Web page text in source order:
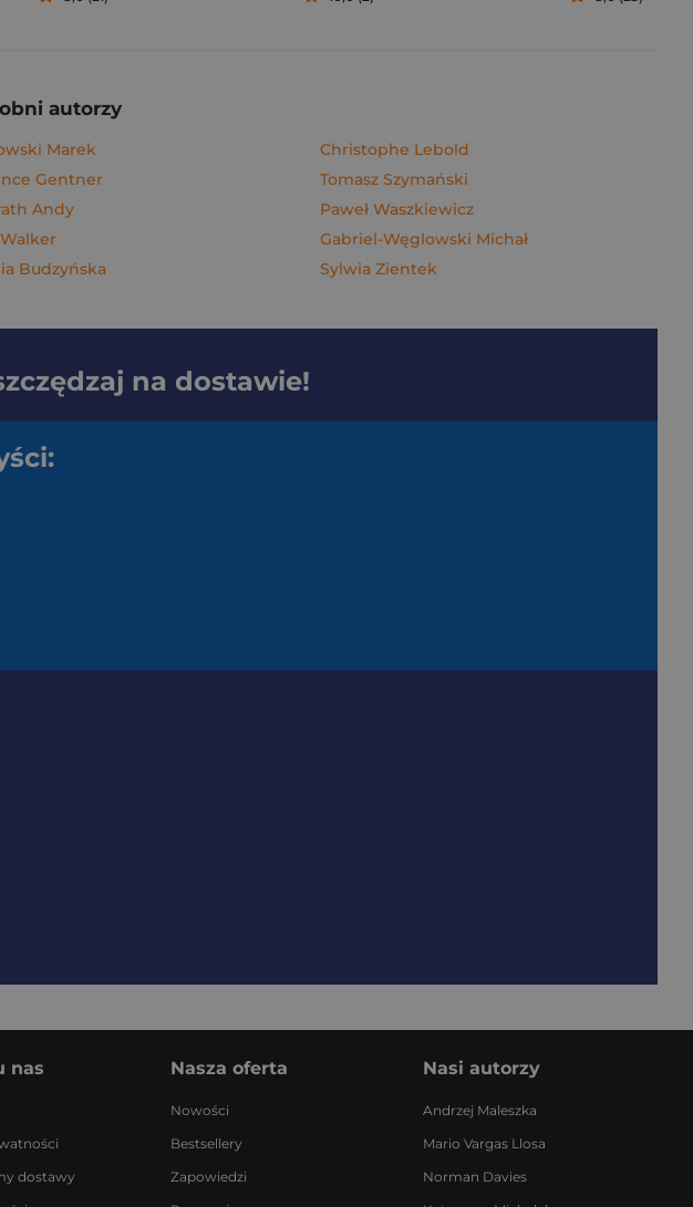
autorzy
Marek
Gentner
Andy
Budzyńska
Christophe Lebold
Tomasz Szymański
Paweł Waszkiewicz
Gabriel-Węglowski Michał
Sylwia Zientek
na dostawie!
nas
dostawy
Nasza oferta
Nowości
Bestsellery
Zapowiedzi
Nasi autorzy
Andrzej Maleszka
Mario Vargas Llosa
Norman Davies